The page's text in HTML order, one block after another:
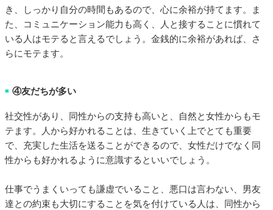
き、しっかり自分の時間もあるので、心に余裕が持てます。ま
た、コミュニケーション能力も高く、人と接することに慣れて
いる人はモテると言えるでしょう。金銭的に余裕があれば、さ
らにモテます。
■ ④友だちが多い
社交性があり、同性からの支持も高いと、自然と女性からもモ
テます。人から好かれることは、生きていく上でとても重要
で、充実した生活を送ることができるので、女性だけでなく同
性からも好かれるように意識するといいでしょう。
仕事でうまくいっても謙虚でいること、悪口は言わない、男友
達との約束も大切にすることを気を付けている人は、同性から